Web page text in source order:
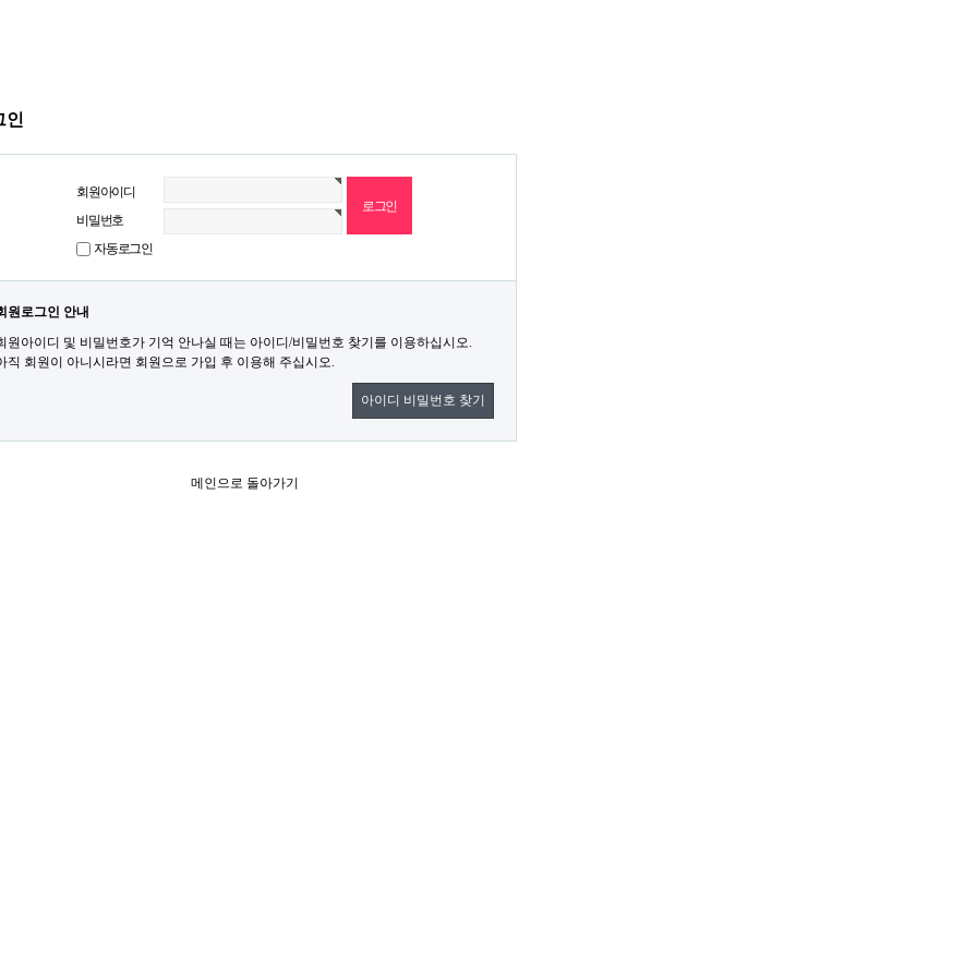
인
회원아이디
비밀번호
자동로그인
원로그인 안내
원아이디 및 비밀번호가 기억 안나실 때는 아이디/비밀번호 찾기를 이용하십시오.
직 회원이 아니시라면 회원으로 가입 후 이용해 주십시오.
아이디 비밀번호 찾기
메인으로 돌아가기